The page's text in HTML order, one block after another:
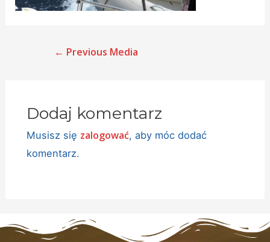
← Previous Media
Dodaj komentarz
Musisz się zalogować, aby móc dodać
komentarz.